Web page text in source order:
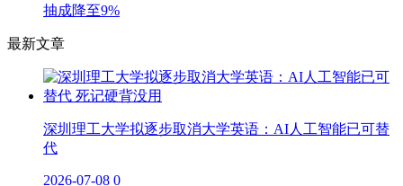
抽成降至9%
最新文章
深圳理工大学拟逐步取消大学英语：AI人工智能已可替
代
2026-07-08 0